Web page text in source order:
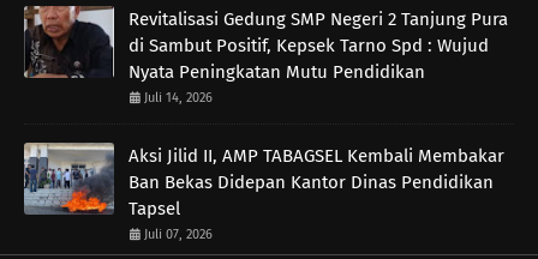
Revitalisasi Gedung SMP Negeri 2 Tanjung Pura
di Sambut Positif, Kepsek Tarno Spd : Wujud
Nyata Peningkatan Mutu Pendidikan
Juli 14, 2026
Aksi Jilid II, AMP TABAGSEL Kembali Membakar
Ban Bekas Didepan Kantor Dinas Pendidikan
Tapsel
Juli 07, 2026